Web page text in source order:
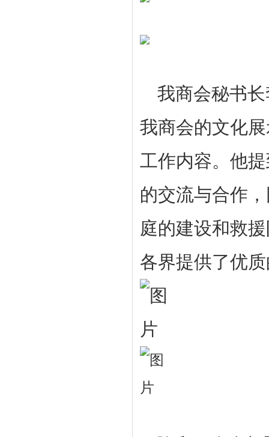
我商会秘书
我商会的文化
工作内容。他
的交流与合作
庭的建设和救
各界提供了优